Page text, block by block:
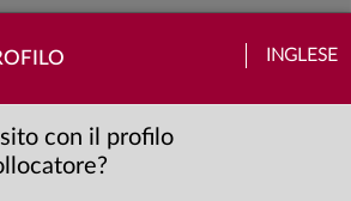
INGLESE
con il profilo